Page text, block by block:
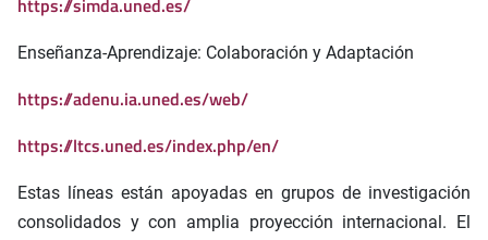
https://simda.uned.es/
Enseñanza-Aprendizaje: Colaboración y Adaptación
https://adenu.ia.uned.es/web/
https://ltcs.uned.es/index.php/en/
Estas líneas están apoyadas en grupos de investigación
consolidados y con amplia proyección internacional. El